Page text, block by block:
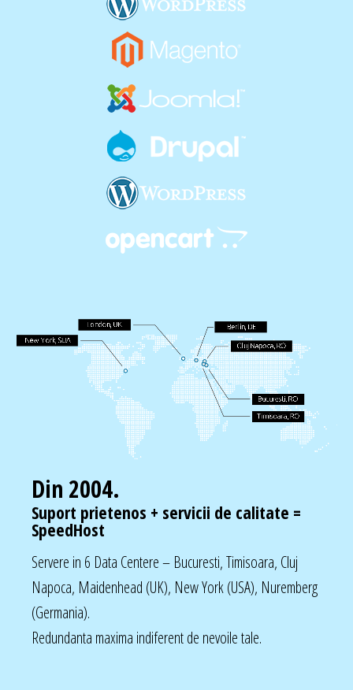
Din 2004.
Suport prietenos + servicii de calitate =
SpeedHost
Servere in 6 Data Centere – Bucuresti, Timisoara, Cluj
Napoca, Maidenhead (UK), New York (USA), Nuremberg
(Germania).
Redundanta maxima indiferent de nevoile tale.